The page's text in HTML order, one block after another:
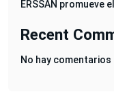
ERSSAN promueve
Recent
No hay